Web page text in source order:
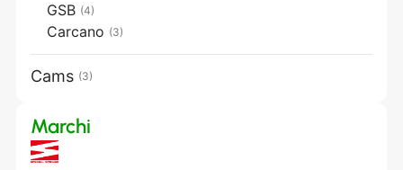
GSB (4)
Carcano (3)
Cams (3)
Marchi